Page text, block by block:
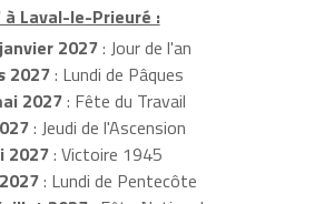
Laval-le-Prieuré :
janvier 2027: Jour de l'an
2027: Lundi de Pâques
2027: Fête du Travail
: Jeudi de l'Ascension
2027: Victoire 1945
: Lundi de Pentecôte